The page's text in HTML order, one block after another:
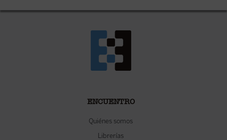
ENCUENTRO
Quiénes somos
Librerías